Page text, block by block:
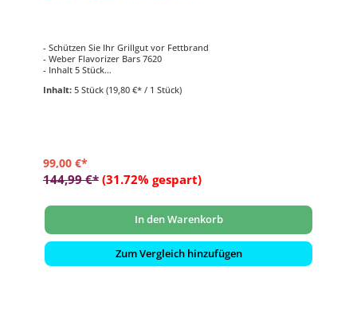
- Schützen Sie Ihr Grillgut vor Fettbrand
- Weber Flavorizer Bars 7620
- Inhalt 5 Stück
- passend für Weber Gasgrill Modelle Genesis S-300 Serie (ab
Inhalt: 5 Stück (19,80 €* / 1 Stück)
99,00 €*
144,99 €* (31.72% gespart)
In den Warenkorb
Zum Vergleich hinzufügen